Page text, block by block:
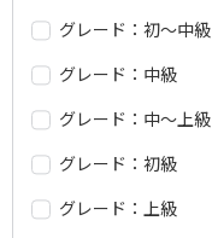
グレード：初～中級
グレード：中級
グレード：中～上級
グレード：初級
グレード：上級